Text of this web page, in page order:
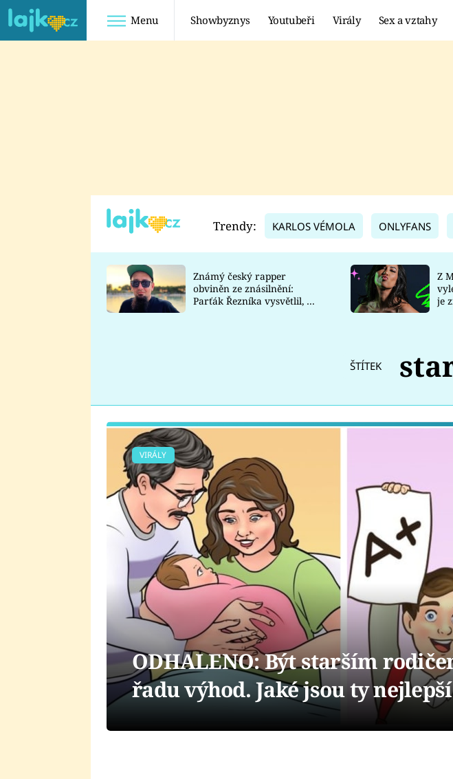
Menu Showbyznys Youtubeři Virály Sex a vztahy
TADEÁŠ KUBĚNKA
DATEL
Trendy: KARLOS VÉMOLA ONLYFANS
Známý český rapper
obviněn ze znásilnění:
Parťák Řezníka vysvětlil, co
Z
je
ŠTÍTEK
VIRÁLY
ODHALENO: Být starším
řadu výhod. Jaké jsou ty